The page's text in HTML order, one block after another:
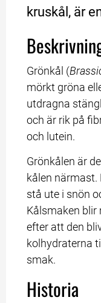
kruskål, är
Grönkål (
mörkt gröna
utdragna
och är rik på
och lutein.
Grönkålen är
kålen närmast.
stå ute i snön
Kålsmaken blir
efter att den
kolhydraterna
smak.
Historia